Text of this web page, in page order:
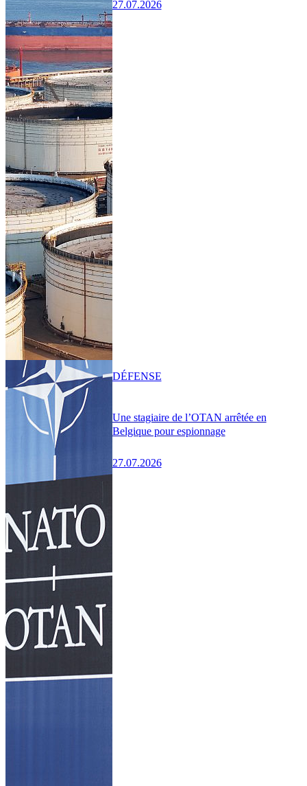
27.07.2026
Une stagiaire de l’OTAN arrêtée en
Belgique pour espionnage
27.07.2026
DÉFENSE